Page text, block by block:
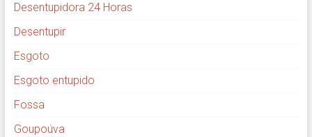
Desentupidora 24 Horas
Desentupir
Esgoto
Esgoto entupido
Fossa
Goupoúva